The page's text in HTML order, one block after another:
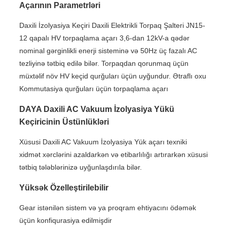
Açarının Parametrləri
Daxili İzolyasiya Keçiri Daxili Elektrikli Torpaq Şalteri JN15-
12 qapalı HV torpaqlama açarı 3,6-dan 12kV-a qədər
nominal gərginlikli enerji sisteminə və 50Hz üç fazalı AC
tezliyinə tətbiq edilə bilər. Torpaqdan qorunmaq üçün
müxtəlif növ HV keçid qurğuları üçün uyğundur. Ətraflı oxu
Kommutasiya qurğuları üçün torpaqlama açarı
DAYA Daxili AC Vakuum İzolyasiya Yükü
Keçiricinin Üstünlükləri
Xüsusi Daxili AC Vakuum İzolyasiya Yük açarı texniki
xidmət xərclərini azaldarkən və etibarlılığı artırarkən xüsusi
tətbiq tələblərinizə uyğunlaşdırıla bilər.
Yüksək Özelleştirilebilir
Gear istənilən sistem və ya proqram ehtiyacını ödəmək
üçün konfiqurasiya edilmişdir